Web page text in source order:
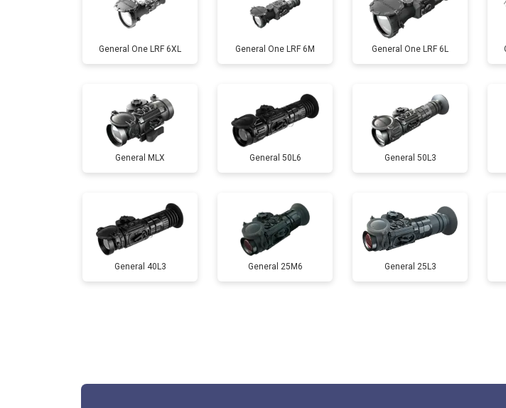
General One LRF 6XL General One LRF 6M General One LRF 6L
General MLX General 50L6 General 50L3
General 40L3 General 25M6 General 25L3